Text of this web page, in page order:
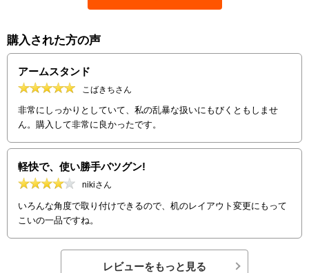
購入された方の声
アームスタンド
こばきちさん
非常にしっかりとしていて、私の乱暴な扱いにもびくともしませ
ん。購入して非常に良かったです。
軽快で、使い勝手バツグン!
nikiさん
いろんな角度で取り付けできるので、机のレイアウト変更にもって
こいの一品ですね。
レビューをもっと見る